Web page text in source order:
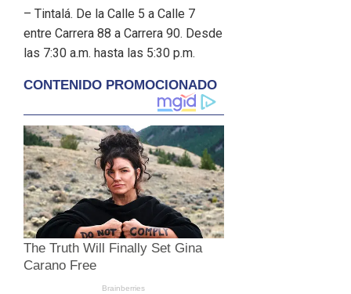
– Tintalá. De la Calle 5 a Calle 7
entre Carrera 88 a Carrera 90. Desde
las 7:30 a.m. hasta las 5:30 p.m.